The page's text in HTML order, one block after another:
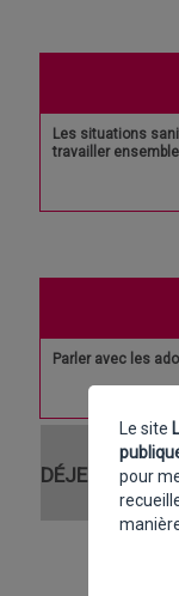
Les situations
travailler ensemble
Parler avec les
DÉJEUNER
Le site
pour